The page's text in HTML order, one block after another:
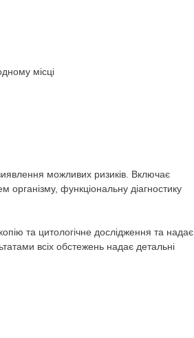
місці
можливих ризиків. Включає
функціональну діагностику
та цитологічне дослідження та надає
всіх обстежень надає детальні